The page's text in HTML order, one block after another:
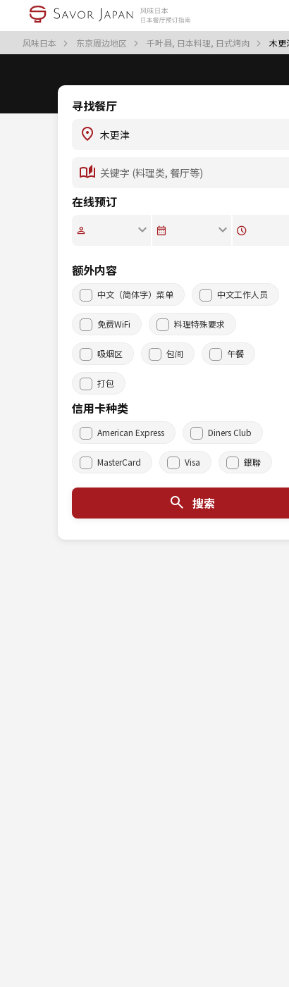
风味日本 东京周边地区 千叶县, 日本料理, 日式烤肉 木更
寻找餐厅
在线预订
额外内容
中文（简体字）菜单 中文工作人员
免费WiFi 料理特殊要求
吸烟区 包间 午餐
打包
信用卡种类
American Express Diners Club
MasterCard Visa 銀聯
搜索